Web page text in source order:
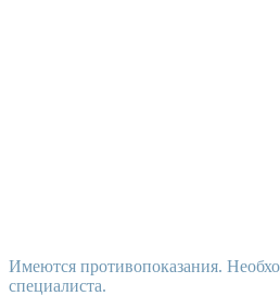
Имеются противопоказания.
специалиста.